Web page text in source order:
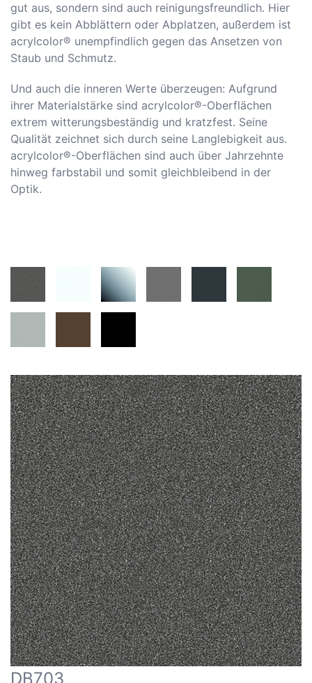
gut aus, sondern sind auch reinigungsfreundlich. Hier
gibt es kein Abblättern oder Abplatzen, außerdem ist
acrylcolor® unempfindlich gegen das Ansetzen von
Staub und Schmutz.
Und auch die inneren Werte überzeugen: Aufgrund
ihrer Materialstärke sind acrylcolor®-Oberflächen
extrem witterungsbeständig und kratzfest. Seine
Qualität zeichnet sich durch seine Langlebigkeit aus.
acrylcolor®-Oberflächen sind auch über Jahrzehnte
hinweg farbstabil und somit gleichbleibend in der
Optik.
DB703